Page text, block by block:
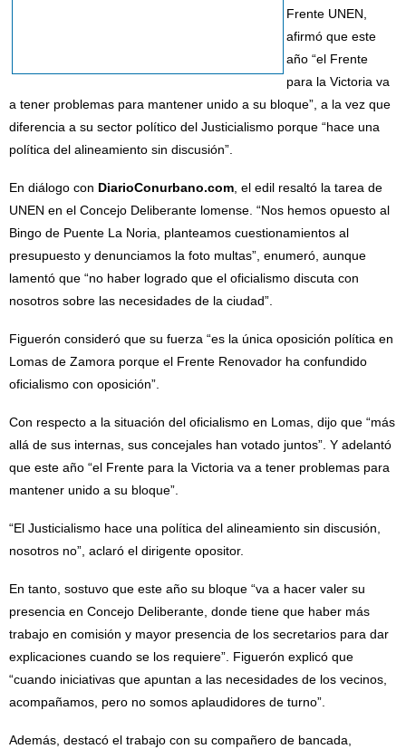
Frente UNEN,
afirmó que este
año “el Frente
para la Victoria va
a tener problemas para mantener unido a su bloque”, a la vez que
diferencia a su sector político del Justicialismo porque “hace una
política del alineamiento sin discusión”.
En diálogo con DiarioConurbano.com, el edil resaltó la tarea de
UNEN en el Concejo Deliberante lomense. “Nos hemos opuesto al
Bingo de Puente La Noria, planteamos cuestionamientos al
presupuesto y denunciamos la foto multas”, enumeró, aunque
lamentó que “no haber logrado que el oficialismo discuta con
nosotros sobre las necesidades de la ciudad”.
Figuerón consideró que su fuerza “es la única oposición política en
Lomas de Zamora porque el Frente Renovador ha confundido
oficialismo con oposición”.
Con respecto a la situación del oficialismo en Lomas, dijo que “más
allá de sus internas, sus concejales han votado juntos”. Y adelantó
que este año “el Frente para la Victoria va a tener problemas para
mantener unido a su bloque”.
“El Justicialismo hace una política del alineamiento sin discusión,
nosotros no”, aclaró el dirigente opositor.
En tanto, sostuvo que este año su bloque “va a hacer valer su
presencia en Concejo Deliberante, donde tiene que haber más
trabajo en comisión y mayor presencia de los secretarios para dar
explicaciones cuando se los requiere”. Figuerón explicó que
“cuando iniciativas que apuntan a las necesidades de los vecinos,
acompañamos, pero no somos aplaudidores de turno”.
Además, destacó el trabajo con su compañero de bancada,